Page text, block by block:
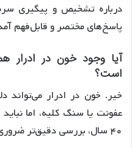
درباره تشخیص و پیگیری
پاسخ‌های مختصر و قابل‌فهم
آیا وجود خون در ادرار
است؟
خیر. خون در ادرار می‌تواند
عفونت یا سنگ کلیه، اما
۴۰ سال، بررسی دقیق‌تر ضروری است.